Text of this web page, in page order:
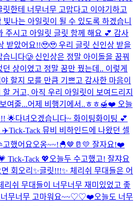
한테 너무너무 고맙다고 이야기하고
나는 아일릿이 될 수 있도록 하겠습니
주시고 아일릿 글릿 함께 해요 💕 감사
받았어요!!🥹🥹 우리 글릿 신인상 받을
니다🥲 신인상은 정말 아이돌을 꿈꿔
상이였고 정말 꿈만 꿨는데.. 이렇게
할지 모를 만큼 기쁘고 감사한 마음이
거고, 아직 우리 아일릿이 보여드리지
여줄...어제 비행기에서..ㅎㅎ🍯❤️ 오늘
🌟다녀오겠습니다~ 화이팅화이팅 💕
✈️Tick-Tack 뮤비 비하인드에 나왔던 셀
고했어요오옹~~!🐣🤎🥛💛 잘자요!❤️
Tick-Tack 💖 오늘두 수고했고! 잘쟈요
회오리 ✨글릿!!!✨ 체리쉬 무대들은 어
리쉬 무대들이 너무너무 재미있었고 좋
너무너무 고마워요~~♡♡❤️오늘도 너무